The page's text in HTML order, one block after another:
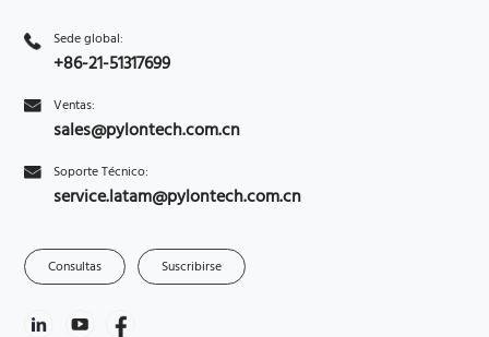
Sede global:
+86-21-51317699
Ventas:
sales@pylontech.com.cn
Soporte Técnico:
service.latam@pylontech.com.cn
Consultas Suscribirse